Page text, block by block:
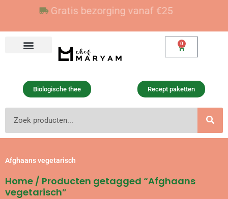
Gratis bezorging vanaf €25
Voor 23:59 besteld, vandaag verzonden
0
Winkelwagen
Biologische thee Recept paketten
Afghaans vegetarisch
Home / Producten getagged “Afghaans
vegetarisch”